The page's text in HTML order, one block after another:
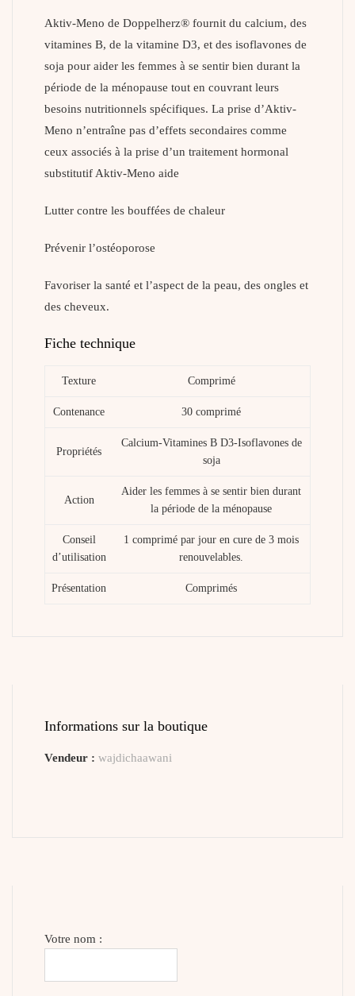
Aktiv-Meno de Doppelherz® fournit du calcium, des
vitamines B, de la vitamine D3, et des isoflavones de
soja pour aider les femmes à se sentir bien durant la
période de la ménopause tout en couvrant leurs
besoins nutritionnels spécifiques. La prise d’Aktiv-
Meno n’entraîne pas d’effets secondaires comme
ceux associés à la prise d’un traitement hormonal
substitutif Aktiv-Meno aide
Lutter contre les bouffées de chaleur
Prévenir l’ostéoporose
Favoriser la santé et l’aspect de la peau, des ongles et
des cheveux.
Fiche technique
Texture Comprimé
Contenance 30 comprimé
Propriétés
Calcium-Vitamines B D3-Isoflavones de
soja
Action
Aider les femmes à se sentir bien durant
la période de la ménopause
Conseil
d’utilisation
1 comprimé par jour en cure de 3 mois
renouvelables.
Présentation Comprimés
Informations sur la boutique
Vendeur : wajdichaawani
Votre nom :